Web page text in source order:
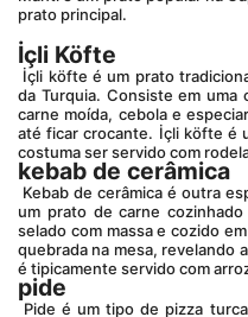
prato principal.
İçli Köfte
da Turquia. Consiste em
carne moída, cebola e
até ficar crocante. İçli köfte é
costuma ser servido com
kebab de cerâmica
um prato de carne
selado com massa e cozido
quebrada na mesa, revelando
é tipicamente servido com
pide